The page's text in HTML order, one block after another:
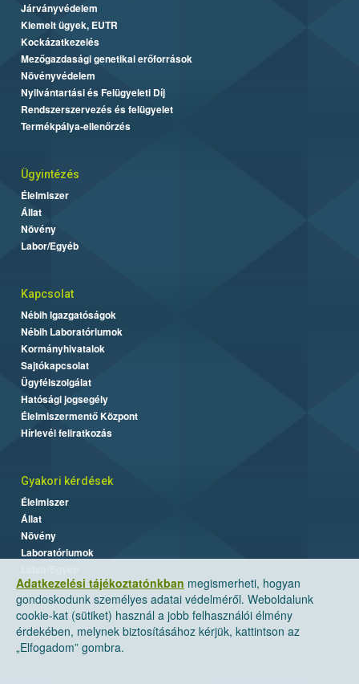
Adatkezelési tájékoztatónkban megismerheti, hogyan
gondoskodunk személyes adatai védelméről. Weboldalunk
cookie-kat (sütiket) használ a jobb felhasználói élmény
érdekében, melynek biztosításához kérjük, kattintson az
„Elfogadom” gombra.
Járványvédelem
Kiemelt ügyek, EUTR
Kockázatkezelés
Mezőgazdasági genetikai erőforrások
Növényvédelem
Nyilvántartási és Felügyeleti Díj
Rendszerszervezés és felügyelet
Termékpálya-ellenőrzés
Ügyintézés
Élelmiszer
Állat
Növény
Labor/Egyéb
Kapcsolat
Nébih Igazgatóságok
Nébih Laboratóriumok
Kormányhivatalok
Sajtókapcsolat
Ügyfélszolgálat
Hatósági jogsegély
Élelmiszermentő Központ
Hírlevél feliratkozás
Gyakori kérdések
Élelmiszer
Állat
Növény
Laboratóriumok